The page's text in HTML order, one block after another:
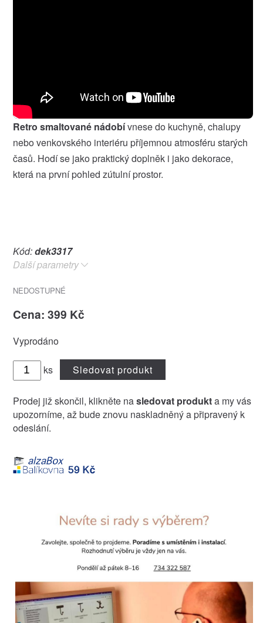
Retro smaltované nádobívnese do kuchyně, chalupy
nebo venkovského interiéru příjemnou atmosféru starých
časů. Hodí se jako praktický doplněk i jako dekorace,
která na první pohled zútulní prostor.
Kód:dek3317
Další parametry
NEDOSTUPNÉ
Cena: 399 Kč
Vyprodáno
ks Sledovat produkt
Prodej již skončil, klikněte nasledovat produkta my vás
upozorníme, až bude znovu naskladněný a připravený k
odeslání.